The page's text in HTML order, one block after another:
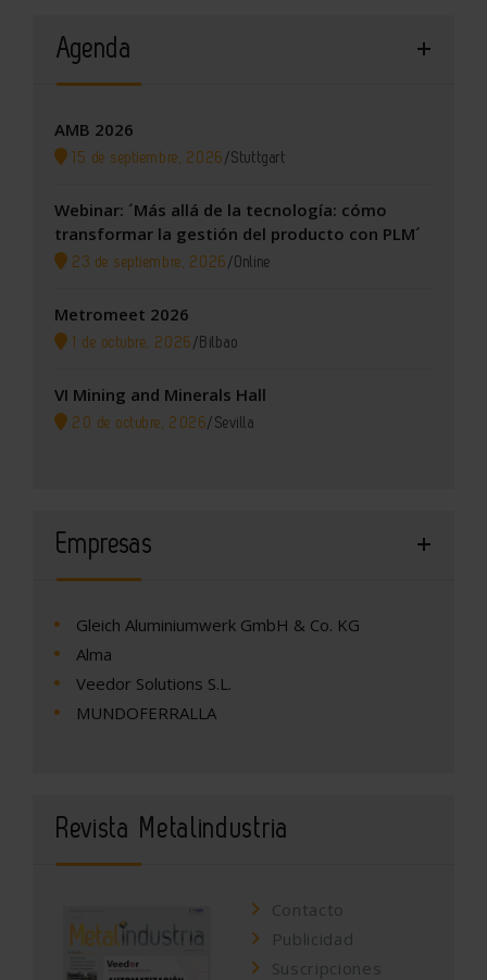
Agenda
AMB 2026
15 de septiembre, 2026 /Stuttgart
Webinar: ´Más allá de la tecnología: cómo
transformar la gestión del producto con PLM´
23 de septiembre, 2026 /Online
Metromeet 2026
1 de octubre, 2026 / Bilbao
VI Mining and Minerals Hall
20 de octubre, 2026/ Sevilla
Empresas
Gleich Aluminiumwerk GmbH & Co. KG
Alma
Veedor Solutions S.L.
MUNDOFERRALLA
Revista Metalindustria
Contacto
Publicidad
Suscripciones